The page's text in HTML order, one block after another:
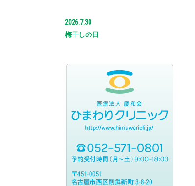
2026.7.30
梅干しの日